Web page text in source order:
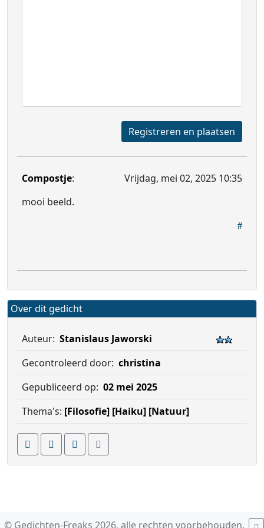
Registreren en plaatsen
Compostje:
Vrijdag, mei 02, 2025 10:35
mooi beeld.
Over dit gedicht
Auteur: Stanislaus Jaworski
Gecontroleerd door: christina
Gepubliceerd op: 02 mei 2025
Thema's: [Filosofie] [Haiku] [Natuur]
© Gedichten-Freaks 2026, alle rechten voorbehouden.